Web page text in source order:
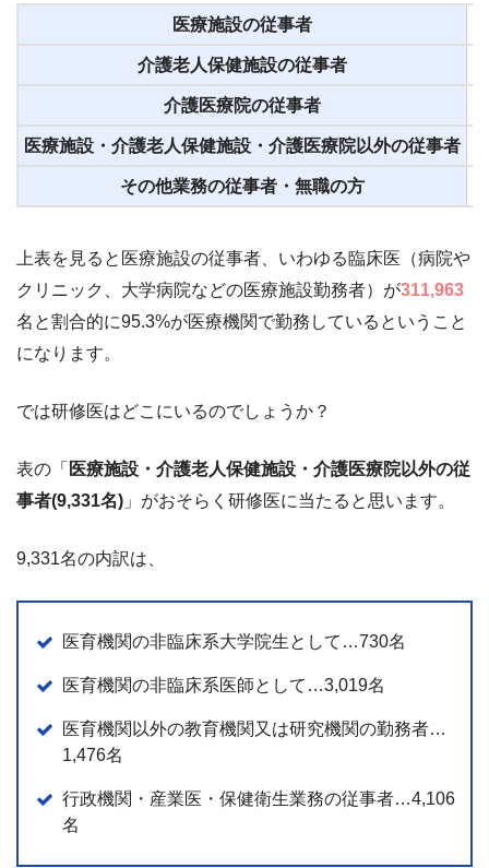
医療施設の従事者
介護老人保健施設の従事者
介護医療院の従事者
医療施設・介護老人保健施設・介護医療院以外の従事者
その他業務の従事者・無職の方
上表を見ると医療施設の従事者、いわゆる臨床医（病院や
クリニック、大学病院などの医療施設勤務者）が311,963
名と割合的に95.3%が医療機関で勤務しているということ
になります。
では研修医はどこにいるのでしょうか？
表の「 医療施設・介護老人保健施設・介護医療院以外の従
事者(9,331名) 」がおそらく研修医に当たると思います。
9,331名の内訳は、
医育機関の非臨床系大学院生として…730名
医育機関の非臨床系医師として…3,019名
医育機関以外の教育機関又は研究機関の勤務者…
1,476名
行政機関・産業医・保健衛生業務の従事者…4,106
名